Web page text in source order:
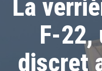
La
F-22,
discret